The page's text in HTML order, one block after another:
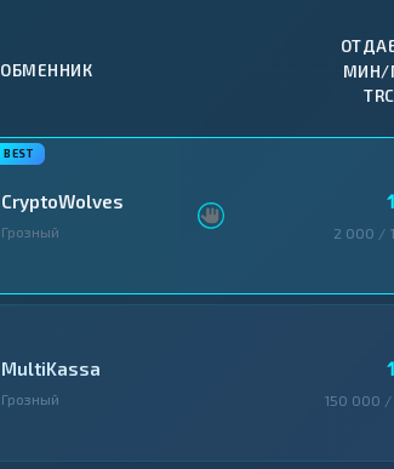
ОБМЕННИК
МИН/
CryptoWolves
Грозный
1
2 000 /
MultiKassa
Грозный
1
150 000